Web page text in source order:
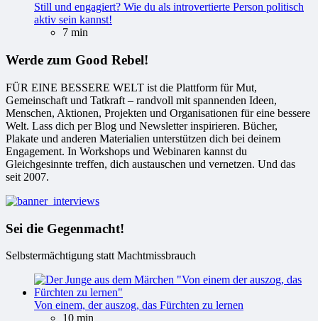
Still und engagiert? Wie du als introvertierte Person politisch
aktiv sein kannst!
7 min
Werde zum Good Rebel!
FÜR EINE BESSERE WELT ist die Plattform für Mut,
Gemeinschaft und Tatkraft – randvoll mit spannenden Ideen,
Menschen, Aktionen, Projekten und Organisationen für eine bessere
Welt. Lass dich per Blog und Newsletter inspirieren. Bücher,
Plakate und anderen Materialien unterstützen dich bei deinem
Engagement. In Workshops und Webinaren kannst du
Gleichgesinnte treffen, dich austauschen und vernetzen. Und das
seit 2007.
Sei die Gegenmacht!
Selbstermächtigung statt Machtmissbrauch
Von einem, der auszog, das Fürchten zu lernen
10 min